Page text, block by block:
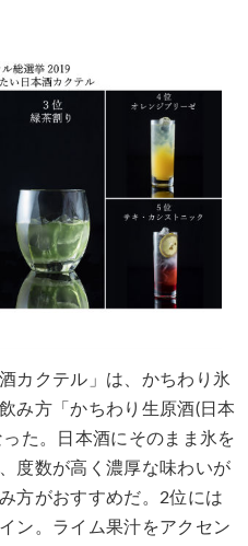
カクテル」は、かちわり氷
み方「かちわり生原酒(日本
た。日本酒にそのまま氷を
度数が高く濃厚な味わいが
方がおすすめだ。2位には
ン。ライム果汁をアクセン